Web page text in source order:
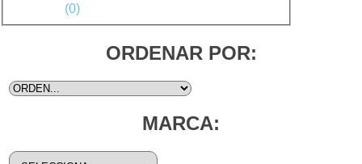
(0)
ORDENAR POR:
MARCA: